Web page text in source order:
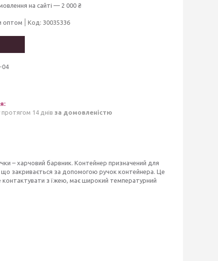
на сайті — 2 000 ₴
оптом Код: 30035336
04
14 днів за домовленістю
– харчовий барвник. Контейнер призначений для
закривається за допомогою ручок контейнера. Це
з їжею, має широкий температурний